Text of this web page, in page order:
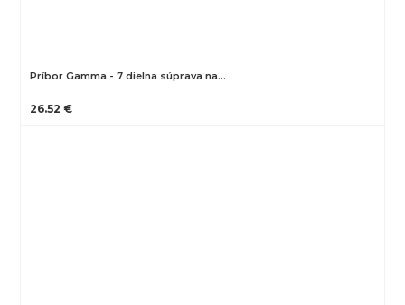
Príbor Gamma - 7 dielna súprava na…
26.52 €